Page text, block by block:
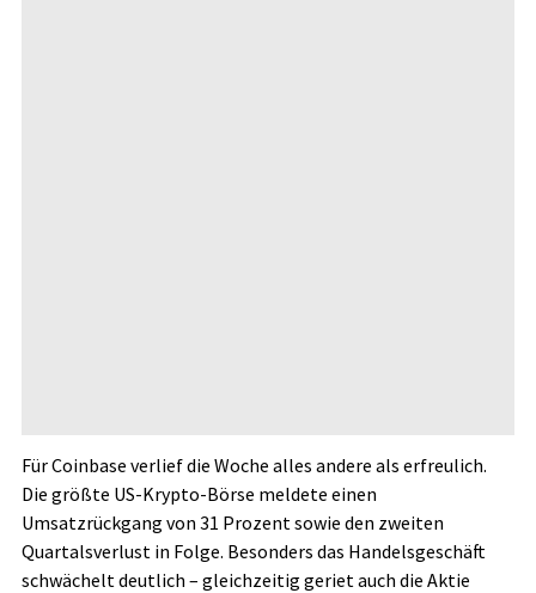
Für Coinbase verlief die Woche alles andere als erfreulich.
Die größte US-Krypto-Börse meldete einen
Umsatzrückgang von 31 Prozent sowie den zweiten
Quartalsverlust in Folge. Besonders das Handelsgeschäft
schwächelt deutlich – gleichzeitig geriet auch die Aktie